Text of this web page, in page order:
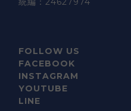
FOLLOW US
FACEBOOK
INSTAGRAM
YOUTUBE
LINE